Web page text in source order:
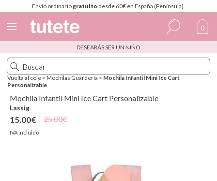
Envío ordinariogratuito desde 60€ en España (Península).
Español
Italiano
Inglés
Francés
0
DESEARÁS SER UN NIÑO
Vuelta al cole > Mochilas Guardería > Mochila Infantil Mini Ice Cart
Personalizable
Mochila Infantil Mini Ice Cart Personalizable
Lassig
15.00€
IVA incluido
25.00€